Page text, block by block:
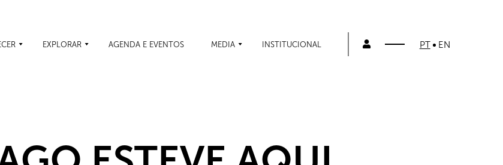
EXPLORAR AGENDA E EVENTOS MEDIA INSTITUCIONAL PT EN